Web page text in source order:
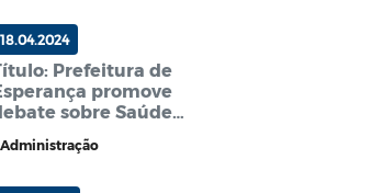
18.04.2024
Prefeitura de
promove
sobre Saúde
durante o Abril Verde
Administração